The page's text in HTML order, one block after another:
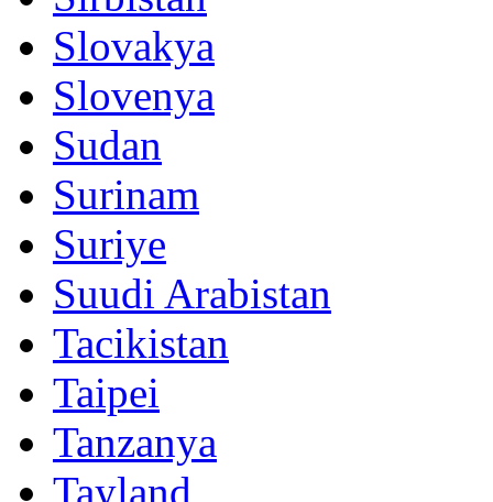
Slovakya
Slovenya
Sudan
Surinam
Suriye
Suudi Arabistan
Tacikistan
Taipei
Tanzanya
Tayland